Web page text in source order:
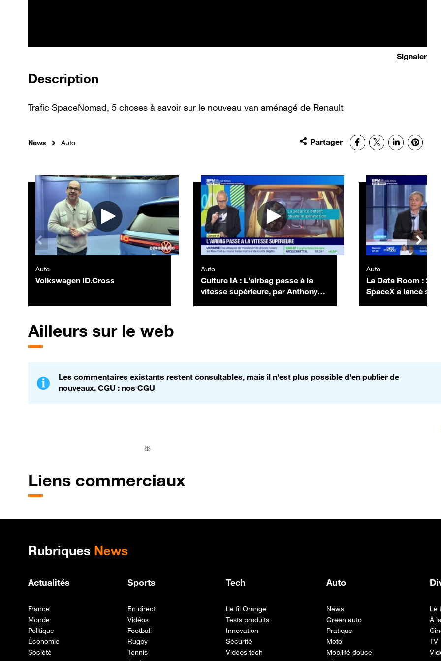
Signaler
Description
Trafic SpaceNomad, 5 choses à savoir sur le nouveau van aménagé de Renault
News Auto Partager Facebook
X LinkedIn
Autres vidéos
Auto
Volkswagen ID.Cross
Auto
Culture IA : L'airbag passe à la
vitesse supérieure, par Anthony
Auto
La Data Room : 25
SpaceX a lancé sa
Ailleurs sur le web
Les commentaires existants restent consultables, mais il n'est plus possible d'en publier de
nouveaux. CGU : nos CGU
Liens commerciaux
Plan de site
Rubriques News
Actualités
France
Monde
Politique
Économie
Société
Sports
En direct
Vidéos
Football
Rugby
Tennis
Tech
Le fil Orange
Tests produits
Innovation
Sécurité
Vidéos tech
Auto
News
Green auto
Pratique
Moto
Mobilité douce
Le
À
TV